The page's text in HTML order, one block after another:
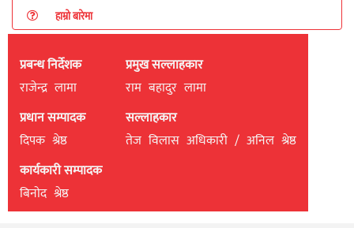
हाम्रो बारेमा
प्रबन्ध निर्देशक
राजेन्द्र लामा
प्रधान सम्पादक
दिपक श्रेष्ठ
कार्यकारी सम्पादक
बिनाेद श्रेष्ठ
प्रमुख सल्लाहकार
राम बहादुर लामा
सल्लाहकार
तेज विलास अधिकारी / अनिल श्रेष्ठ